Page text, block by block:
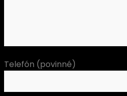
Telefón (povinné)